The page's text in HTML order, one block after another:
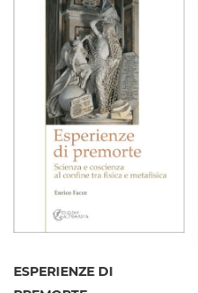
ESPERIENZE DI